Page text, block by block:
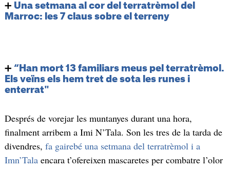
➕ Una setmana al cor del terratrèmol del
Marroc: les 7 claus sobre el terreny
➕ “Han mort 13 familiars meus pel terratrèmol.
Els veïns els hem tret de sota les runes i
enterrat"
Després de vorejar les muntanyes durant una hora,
finalment arribem a Imi N’Tala. Son les tres de la tarda de
divendres, fa gairebé una setmana del terratrèmol i a
Imn’Tala encara t’ofereixen mascaretes per combatre l’olor